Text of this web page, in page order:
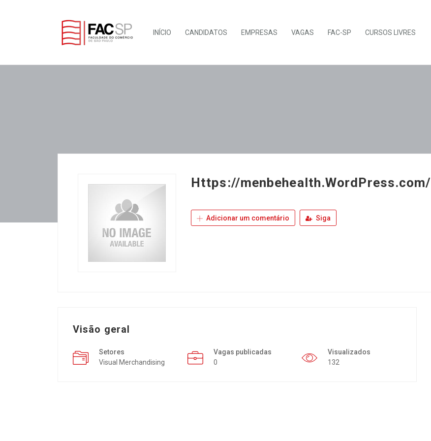
INÍCIO CANDIDATOS EMPRESAS VAGAS FAC-SP CURSOS LIVRES
Https://menbehealth.WordPress.com/
Adicionar um comentário Siga
Visão geral
Setores
Visual Merchandising
Vagas publicadas
0
Visualizados
132